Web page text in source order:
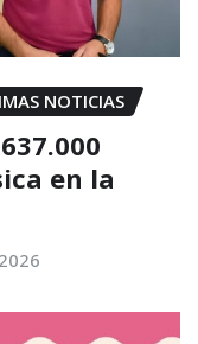
NOTICIAS
en la